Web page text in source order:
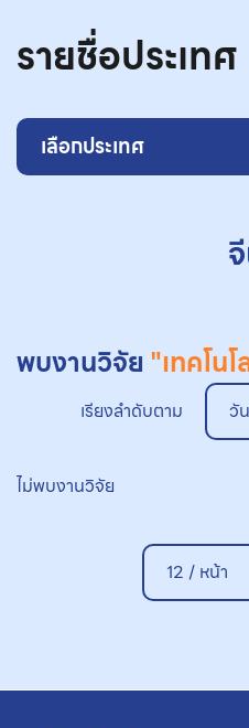
รายชื่อประเทศ
เลือกประเทศ
พบงานวิจัย "เทคโน
เรียงลำดับตาม วั
ไม่พบงานวิจัย
12 / หน้า